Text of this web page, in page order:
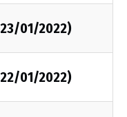
01/2022)
01/2022)